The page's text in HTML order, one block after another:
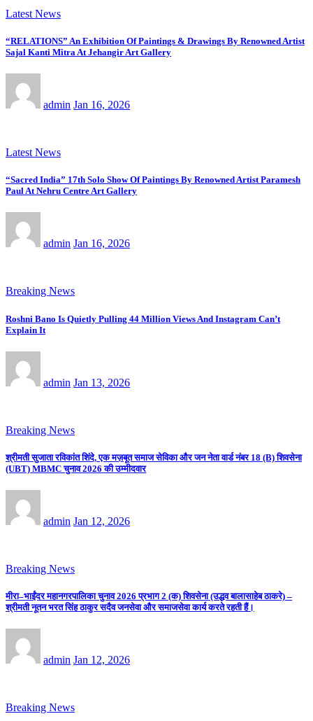
Latest News
“RELATIONS” An Exhibition Of Paintings & Drawings By Renowned Artist
Sajal Kanti Mitra At Jehangir Art Gallery
admin Jan 16, 2026
Latest News
“Sacred India” 17th Solo Show Of Paintings By Renowned Artist Paramesh
Paul At Nehru Centre Art Gallery
admin Jan 16, 2026
Breaking News
Roshni Bano Is Quietly Pulling 44 Million Views And Instagram Can’t
Explain It
admin Jan 13, 2026
Breaking News
श्रीमती सुजाता रविकांत शिंदे, एक मज़बूत समाज सेविका और जन नेता वार्ड नंबर 18 (B) शिवसेना
(UBT) MBMC चुनाव 2026 की उम्मीदवार
admin Jan 12, 2026
Breaking News
मीरा–भाईंदर महानगरपालिका चुनाव 2026 प्रभाग 2 (क) शिवसेना (उद्धव बालासाहेब ठाकरे) –
श्रीमती नूतन भरत सिंह ठाकुर सदैव जनसेवा और समाजसेवा कार्य करते रहती हैं।
admin Jan 12, 2026
Breaking News